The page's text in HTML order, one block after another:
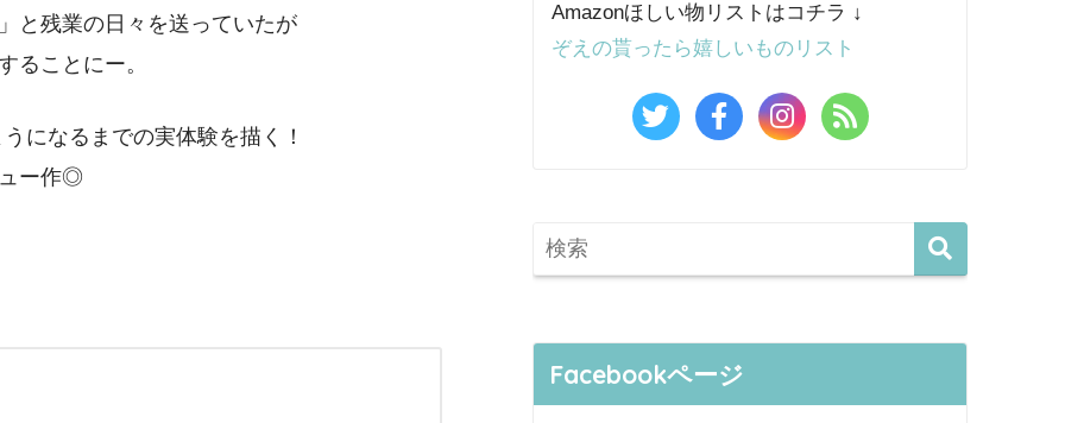
と残業の日々を送っていたが
ることにー。
になるまでの実体験を描く！
ー作◎
Amazonほしい物リストはコチラ ↓
ぞえの貰ったら嬉しいものリスト
Facebookページ